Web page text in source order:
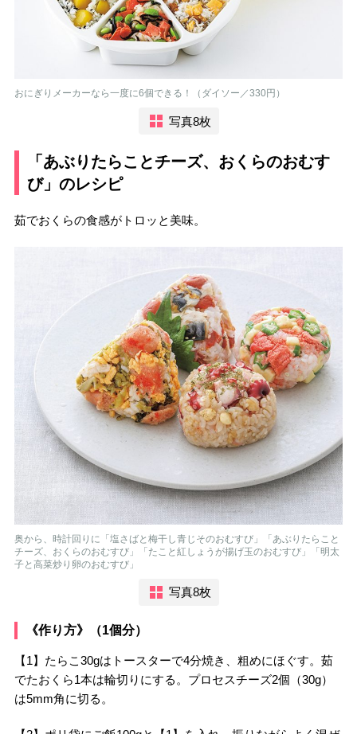
おにぎりメーカーなら一度に6個できる！（ダイソー／330円）
写真8枚
「あぶりたらことチーズ、おくらのおむす
び」のレシピ
茹でおくらの食感がトロッと美味。
奥から、時計回りに「塩さばと梅干し青じそのおむすび」「あぶりたらこと
チーズ、おくらのおむすび」「たこと紅しょうが揚げ玉のおむすび」「明太
子と高菜炒り卵のおむすび」
写真8枚
《作り方》（1個分）
【1】たらこ30gはトースターで4分焼き、粗めにほぐす。茹
でたおくら1本は輪切りにする。プロセスチーズ2個（30g）
は5mm角に切る。